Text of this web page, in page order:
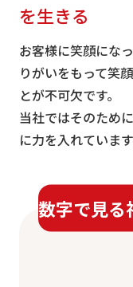
を生きる
お客様に笑顔にな
りがいをもって笑
とが不可欠です。
当社ではそのため
に力を入れています
数字で見る